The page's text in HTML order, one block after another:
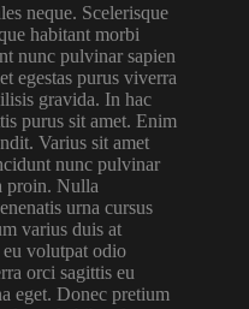
neque. Scelerisque
habitant morbi
nunc pulvinar sapien
egestas purus viverra
gravida. In hac
purus sit amet. Enim
Varius sit amet
nunc pulvinar
proin. Nulla
urna cursus
varius duis at
volutpat odio
orci sagittis eu
eget. Donec pretium